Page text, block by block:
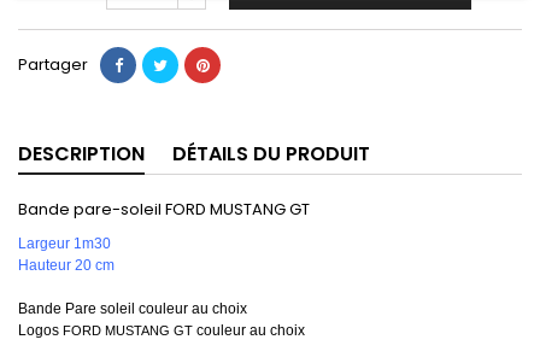
Partager
DESCRIPTION DÉTAILS DU PRODUIT
Bande pare-soleil FORD MUSTANG GT
Largeur 1m30
Hauteur 20 cm
Bande Pare soleil couleur au choix
Logos FORD MUSTANG GT couleur au choix